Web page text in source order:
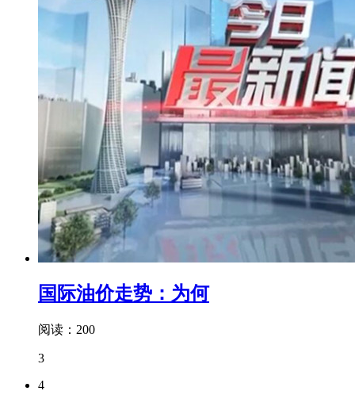
国际油价走势：为何
阅读：200
3
4